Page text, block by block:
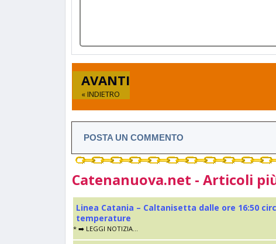
AVANTI
« INDIETRO
POSTA UN COMMENTO
Catenanuova.net - Articoli
Linea Catania – Caltanisetta dalle ore 16:50
temperature
* ➡️ LEGGI NOTIZIA...